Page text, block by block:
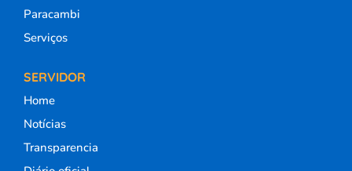
Paracambi
Serviços
SERVIDOR
Home
Notícias
Transparencia